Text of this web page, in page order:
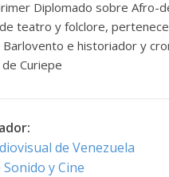
Diplomado sobre Afro-
teatro y folclore,
e historiador y
Curiepe
de Venezuela
y Cine